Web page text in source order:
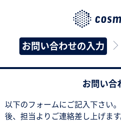
お問い合わせの入力
お問い合
以下のフォームにご記入下さい
後、担当よりご連絡差し上げます